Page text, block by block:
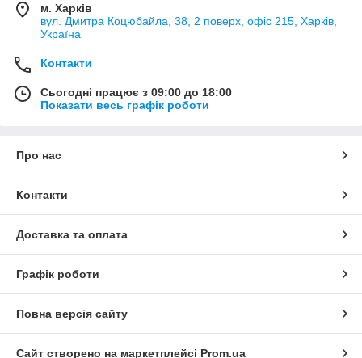
м. Харків
вул. Дмитра Коцюбайла, 38, 2 поверх, офіс 215, Харків,
Україна
Контакти
Сьогодні працює з 09:00 до 18:00
Показати весь графік роботи
Про нас
Контакти
Доставка та оплата
Графік роботи
Повна версія сайту
Сайт створено на маркетплейсі Prom.ua